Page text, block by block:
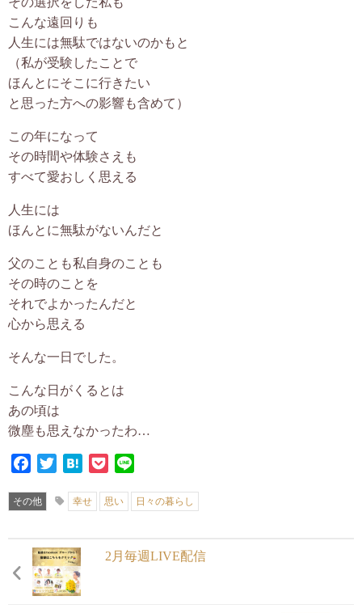
こんな遠回りも
人生には無駄ではないのかもと
（私が受験したことで
ほんとにそこに行きたい
と思った方への影響も含めて）
この年になって
その時間や体験さえも
すべて愛おしく思える
人生には
ほんとに無駄がないんだと
父のことも私自身のことも
その時のことを
それでよかったんだと
心から思える
そんな一日でした。
こんな日がくるとは
あの頃は
微塵も思えなかったわ…
FacebookTwitterHatenaPocket
その他 幸せ 思い 日々の暮らし
2月毎週LIVE配信